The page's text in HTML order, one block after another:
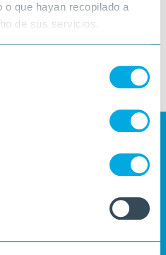
que hayan recopilado a
de sus servicios.